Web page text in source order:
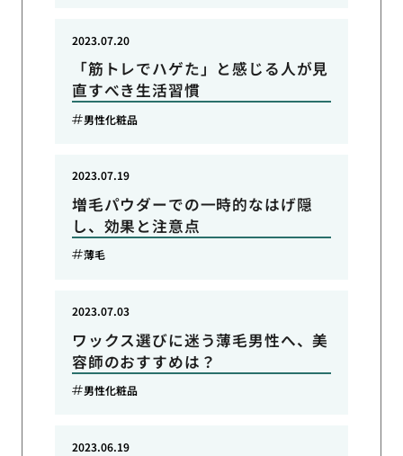
「筋トレでハゲた」と感じる人が見
直すべき生活習慣
2023.07.20
男性化粧品
増毛パウダーでの一時的なはげ隠
し、効果と注意点
2023.07.19
薄毛
ワックス選びに迷う薄毛男性へ、美
容師のおすすめは？
2023.07.03
男性化粧品
2023.06.19